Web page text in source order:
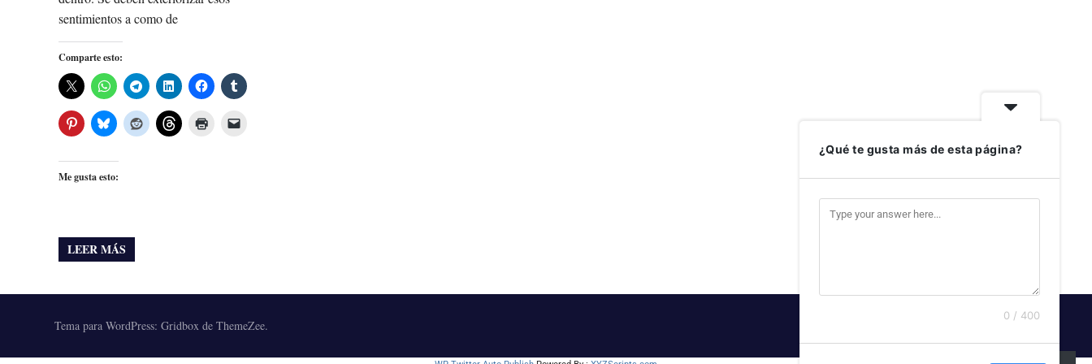
sentimientos a como de
Comparte esto:
Me gusta esto:
LEER MÁS
Tema para WordPress: Gridbox de ThemeZee.
¿Qué te gusta más de esta página?
0 / 400